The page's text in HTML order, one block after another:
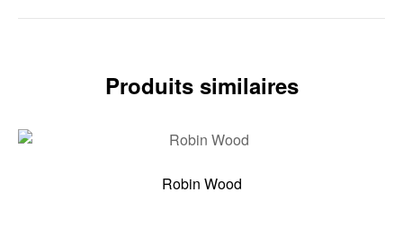
Produits similaires
Robin Wood